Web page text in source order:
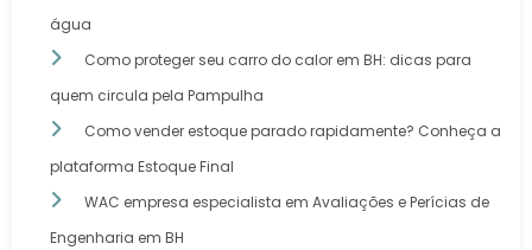
água
Como proteger seu carro do calor em BH: dicas para
quem circula pela Pampulha
Como vender estoque parado rapidamente? Conheça a
plataforma Estoque Final
WAC empresa especialista em Avaliações e Perícias de
Engenharia em BH